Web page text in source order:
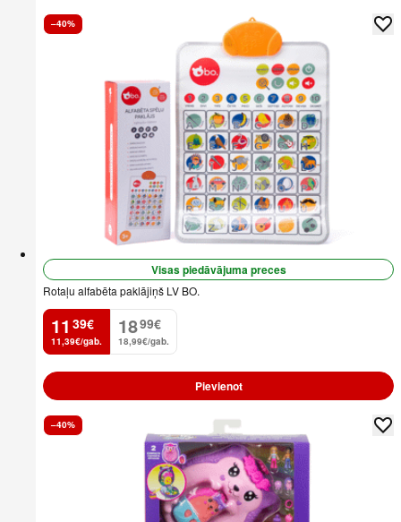
–40%
Visas piedāvājuma preces
Rotaļu alfabēta paklājiņš LV BO.
11
. 39€
11,39€/gab.
18
. 99€
18,99€/gab.
Pievienot
–40%